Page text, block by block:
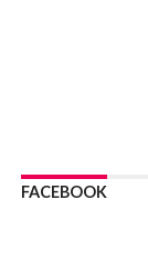
06 sierpnia 2026
POWIAT
FACEBOOK